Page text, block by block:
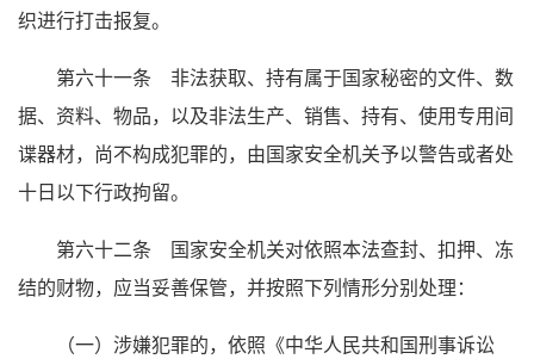
织进行打击报复。
第六十一条 非法获取、持有属于国家秘密的文件、数
据、资料、物品，以及非法生产、销售、持有、使用专用间
谍器材，尚不构成犯罪的，由国家安全机关予以警告或者处
十日以下行政拘留。
第六十二条 国家安全机关对依照本法查封、扣押、冻
结的财物，应当妥善保管，并按照下列情形分别处理：
（一）涉嫌犯罪的，依照《中华人民共和国刑事诉讼